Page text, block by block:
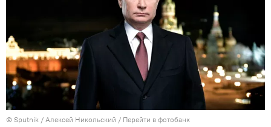
© Sputnik / Алексей Никольский / Перейти в фотобанк